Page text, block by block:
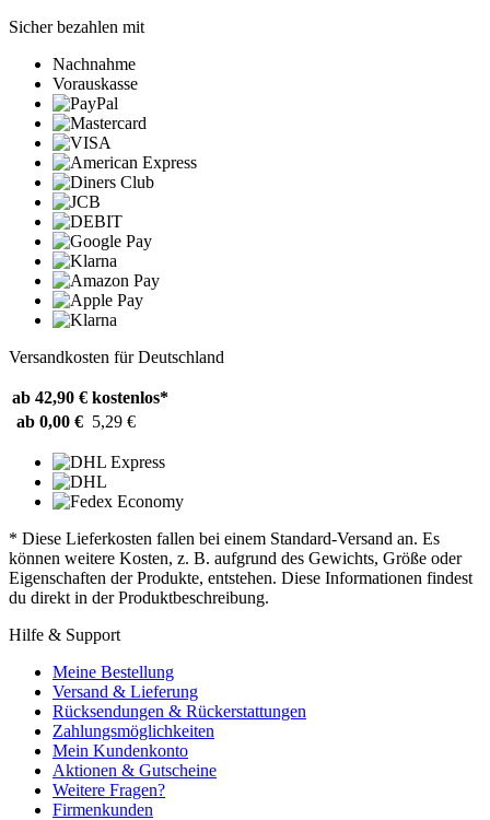
Sicher bezahlen mit
Nachnahme
Vorauskasse
Versandkosten für Deutschland
ab 42,90 € kostenlos*
ab 0,00 € 5,29 €
* Diese Lieferkosten fallen bei einem Standard-Versand an. Es
können weitere Kosten, z. B. aufgrund des Gewichts, Größe oder
Eigenschaften der Produkte, entstehen. Diese Informationen findest
du direkt in der Produktbeschreibung.
Hilfe & Support
Meine Bestellung
Versand & Lieferung
Rücksendungen & Rückerstattungen
Zahlungsmöglichkeiten
Mein Kundenkonto
Aktionen & Gutscheine
Weitere Fragen?
Firmenkunden